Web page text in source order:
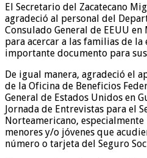
El Secretario del Zacatecano
agradeció al personal del
Consulado General de EEUU
para acercar a las familias de
importante documento para
De igual manera, agradeció el
de la Oficina de Beneficios
General de Estados Unidos en
Jornada de Entrevistas para el
Norteamericano,
menores y/o jóvenes que
número o tarjeta del Seguro